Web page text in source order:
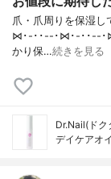
爪・爪周りを保湿
⋈･-･･--･⋈･-･･--･
かり保…続きを見る
Dr.Nail(ドク
デイケアオ